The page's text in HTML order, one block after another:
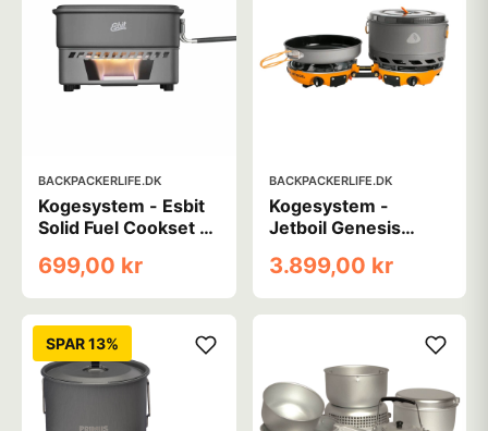
BACKPACKERLIFE.DK
Kogesystem - Esbit
Solid Fuel Cookset -
699,00 kr
BACKPACKERLIFE.DK
Kogesystem -
Jetboil Genesis
3.899,00 kr
SPAR 13%